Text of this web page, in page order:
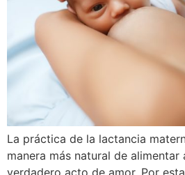
La práctica de la lactancia
manera más natural de alimentar